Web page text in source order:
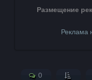
Размещение
Реклама
0